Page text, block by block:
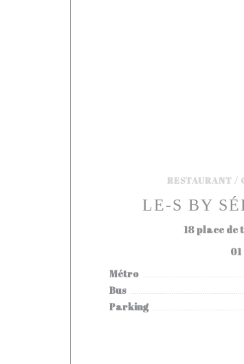
RESTAURANT /
LE-S BY
18 place de
Métro
Bus
Parking